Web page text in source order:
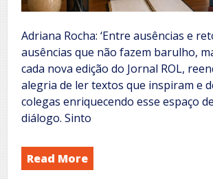
Adriana Rocha: ‘Entre ausências e
ausências que não fazem barulho,
cada nova edição do Jornal ROL,
alegria de ler textos que inspiram e
colegas enriquecendo esse espaço
diálogo. Sinto
Read More